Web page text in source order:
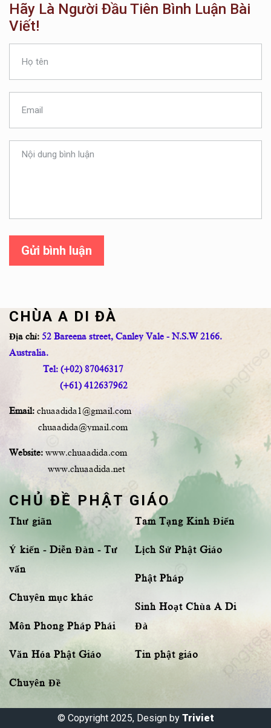
Hãy Là Người Đầu Tiên Bình Luận Bài
Viết!
Gửi bình luận
CHÙA A DI ĐÀ
Địa chỉ: 52 Bareena street, Canley Vale - N.S.W 2166.
Australia.
Tel: (+02) 87046317
(+61) 412637962
Email: chuaadida1@gmail.com
chuaadida@ymail.com
Website: www.chuaadida.com
www.chuaadida.net
CHỦ ĐỀ PHẬT GIÁO
Thư giãn
Ý kiến - Diễn Đàn - Tư
vấn
Chuyên mục khác
Môn Phong Pháp Phái
Văn Hóa Phật Giáo
Chuyên Đề
Tam Tạng Kinh Điển
Lịch Sử Phật Giáo
Phật Pháp
Sinh Hoạt Chùa A Di
Đà
Tin phật giáo
© Copyright 2025, Design by Triviet